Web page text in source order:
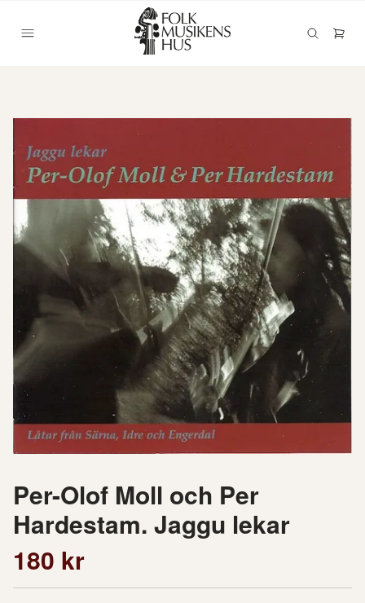
Per-Olof Moll och Per
Hardestam. Jaggu lekar
180 kr